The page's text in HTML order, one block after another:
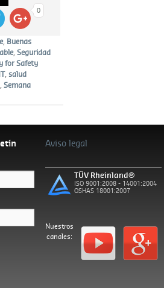
0
, Buenas
,Seguridad
for Safety
, salud
,Semana
Aviso legal
TÜV Rheinland®
ISO 9001:2008 - 14001:2004
OSHAS 18001:2007
Nuestros
canales: